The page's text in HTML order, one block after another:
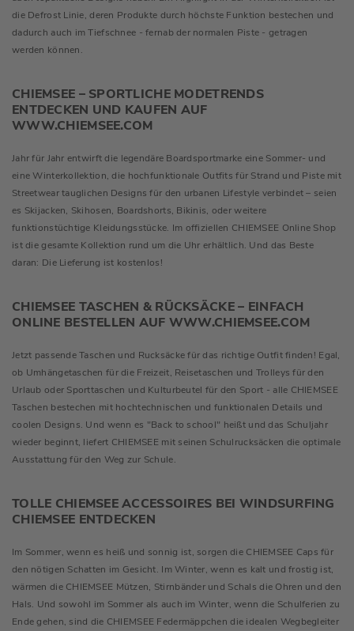
die Defrost Linie, deren Produkte durch höchste Funktion bestechen und
dadurch auch im Tiefschnee - fernab der normalen Piste - getragen
werden können.
CHIEMSEE – SPORTLICHE MODETRENDS
ENTDECKEN UND KAUFEN AUF
WWW.CHIEMSEE.COM
Jahr für Jahr entwirft die legendäre Boardsportmarke eine Sommer- und
eine Winterkollektion, die hochfunktionale Outfits für Strand und Piste mit
Streetwear tauglichen Designs für den urbanen Lifestyle verbindet – seien
es Skijacken, Skihosen, Boardshorts, Bikinis, oder weitere
funktionstüchtige Kleidungsstücke. Im offiziellen CHIEMSEE Online Shop
ist die gesamte Kollektion rund um die Uhr erhältlich. Und das Beste
daran: Die Lieferung ist kostenlos!
CHIEMSEE TASCHEN & RÜCKSÄCKE – EINFACH
ONLINE BESTELLEN AUF WWW.CHIEMSEE.COM
Jetzt passende Taschen und Rucksäcke für das richtige Outfit finden! Egal,
ob Umhängetaschen für die Freizeit, Reisetaschen und Trolleys für den
Urlaub oder Sporttaschen und Kulturbeutel für den Sport - alle CHIEMSEE
Taschen bestechen mit hochtechnischen und funktionalen Details und
coolen Designs. Und wenn es "Back to school" heißt und das Schuljahr
wieder beginnt, liefert CHIEMSEE mit seinen Schulrucksäcken die optimale
Ausstattung für den Weg zur Schule.
TOLLE CHIEMSEE ACCESSOIRES BEI WINDSURFING
CHIEMSEE ENTDECKEN
Im Sommer, wenn es heiß und sonnig ist, sorgen die CHIEMSEE Caps für
den nötigen Schatten im Gesicht. Im Winter, wenn es kalt und frostig ist,
wärmen die CHIEMSEE Mützen, Stirnbänder und Schals die Ohren und den
Hals. Und sowohl im Sommer als auch im Winter, wenn die Schulferien zu
Ende gehen, sind die CHIEMSEE Federmäppchen die idealen Wegbegleiter